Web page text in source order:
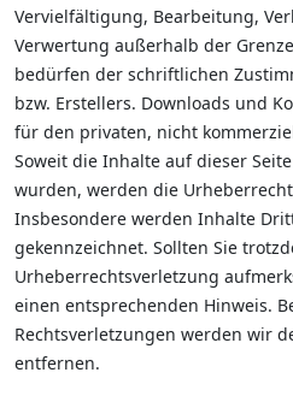
Vervielfältigung, Bearbeitung,
Verwertung außerhalb der
bedürfen der schriftlichen
bzw. Erstellers. Downloads und
für den privaten, nicht
Soweit die Inhalte auf dieser
wurden, werden die
Insbesondere werden Inhalte
gekennzeichnet. Sollten Sie
Urheberrechtsverletzung
einen entsprechenden Hinweis.
Rechtsverletzungen werden wir
entfernen.